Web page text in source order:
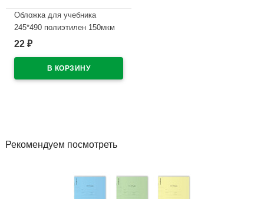
Обложка для учебника
245*490 полиэтилен 150мкм
универсальная М арт У 245
22 ₽
Рекомендуем посмотреть